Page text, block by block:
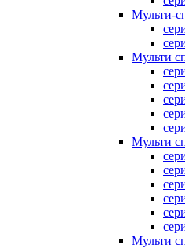
Мульти-
Мульти
Мульти
Мульти